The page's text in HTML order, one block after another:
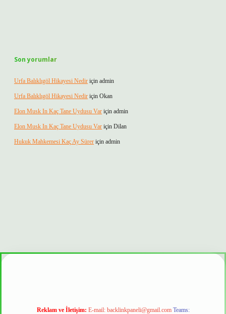
Son yorumlar
Urfa Balıklıgöl Hikayesi Nedir için admin
Urfa Balıklıgöl Hikayesi Nedir için Okan
Elon Musk In Kaç Tane Uydusu Var için admin
Elon Musk In Kaç Tane Uydusu Var için Dilan
Hukuk Mahkemesi Kaç Ay Sürer için admin
mi
Reklam ve İletişim: E-mail: backlinkpaneli@gmail.com Teams: